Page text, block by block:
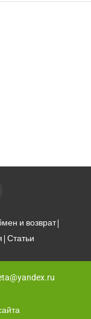
и возврат
Статьи